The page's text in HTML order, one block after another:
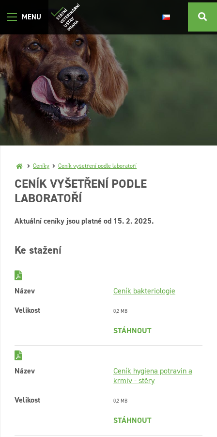
Ceníky Ceník vyšetření podle laboratoří
CENÍK VYŠETŘENÍ PODLE
LABORATOŘÍ
Aktuální ceníky jsou platné od 15. 2. 2025.
Ke stažení
Název
Ceník bakteriologie
Velikost
0,2 MB
STÁHNOUT
Název
Ceník hygiena potravin a
krmiv - stěry
Velikost
0,2 MB
STÁHNOUT